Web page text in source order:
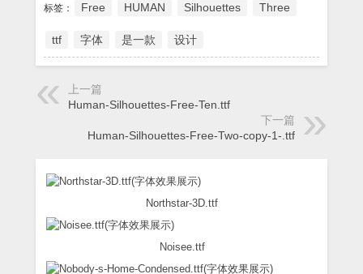
标签： Free HUMAN Silhouettes Three
ttf 字体 是一款 设计
上一篇
Human-Silhouettes-Free-Ten.ttf
下一篇
Human-Silhouettes-Free-Two-copy-1-.ttf
Northstar-3D.ttf
Noisee.ttf